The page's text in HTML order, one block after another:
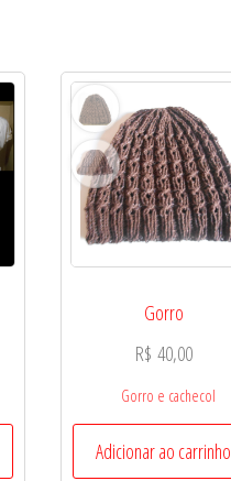
Gorro
R$ 40,00
Gorro e cachecol
Adicionar ao carrinho